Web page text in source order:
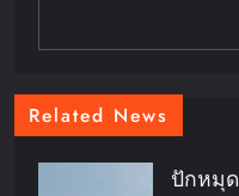
Related News
ปักหมุ